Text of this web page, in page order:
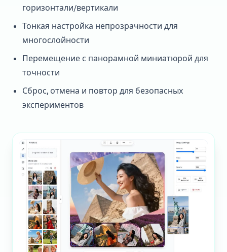
горизонтали/вертикали
Тонкая настройка непрозрачности для
многослойности
Перемещение с панорамной миниатюрой для
точности
Сброс, отмена и повтор для безопасных
экспериментов